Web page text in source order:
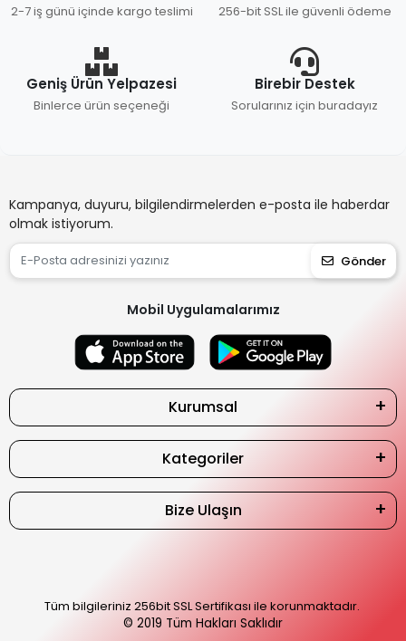
2-7 iş günü içinde kargo teslimi 256-bit SSL ile güvenli ödeme
Geniş Ürün Yelpazesi
Binlerce ürün seçeneği
Birebir Destek
Sorularınız için buradayız
Kampanya, duyuru, bilgilendirmelerden e-posta ile haberdar
olmak istiyorum.
Gönder
Mobil Uygulamalarımız
Kurumsal
Kategoriler
Bize Ulaşın
Tüm bilgileriniz 256bit SSL Sertifikası ile korunmaktadır.
© 2019 Tüm Hakları Saklıdır